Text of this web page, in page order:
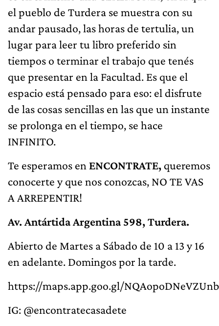
el pueblo de Turdera se muestra con su
andar pausado, las horas de tertulia, un
lugar para leer tu libro preferido sin
tiempos o terminar el trabajo que tenés
que presentar en la Facultad. Es que el
espacio está pensado para eso: el disfrute
de las cosas sencillas en las que un instante
se prolonga en el tiempo, se hace
INFINITO.
Te esperamos en ENCONTRATE, queremos
conocerte y que nos conozcas, NO TE VAS
A ARREPENTIR!
Av. Antártida Argentina 598, Turdera.
Abierto de Martes a Sábado de 10 a 13 y 16
en adelante. Domingos por la tarde.
https://maps.app.goo.gl/
IG: @encontratecasadete